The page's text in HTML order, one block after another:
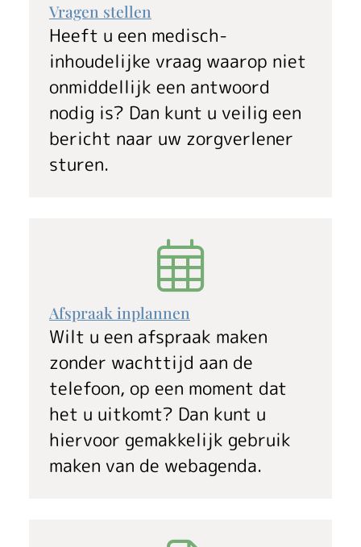
Vragen stellen
Heeft u een medisch-
inhoudelijke vraag waarop niet
onmiddellijk een antwoord
nodig is? Dan kunt u veilig een
bericht naar uw zorgverlener
sturen.
Afspraak inplannen
Wilt u een afspraak maken
zonder wachttijd aan de
telefoon, op een moment dat
het u uitkomt? Dan kunt u
hiervoor gemakkelijk gebruik
maken van de webagenda.